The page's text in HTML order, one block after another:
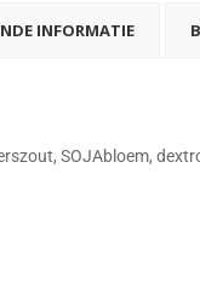
INFORMATIE
SOJAbloem,